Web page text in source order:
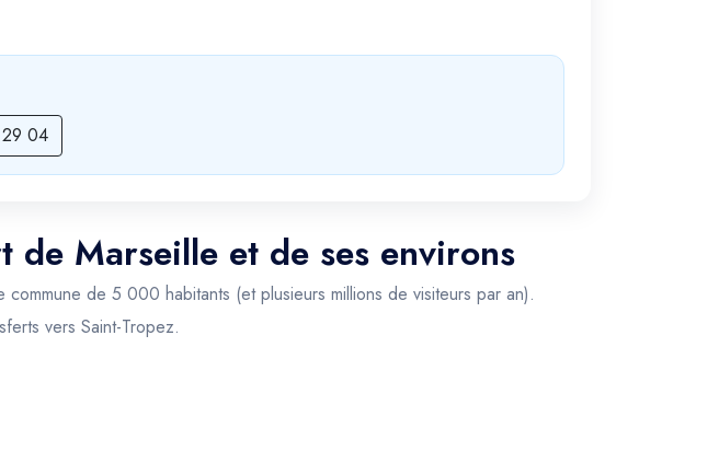
04
de Marseille et de ses environs
de 5 000 habitants (et plusieurs millions de visiteurs par an).
vers Saint-Tropez.